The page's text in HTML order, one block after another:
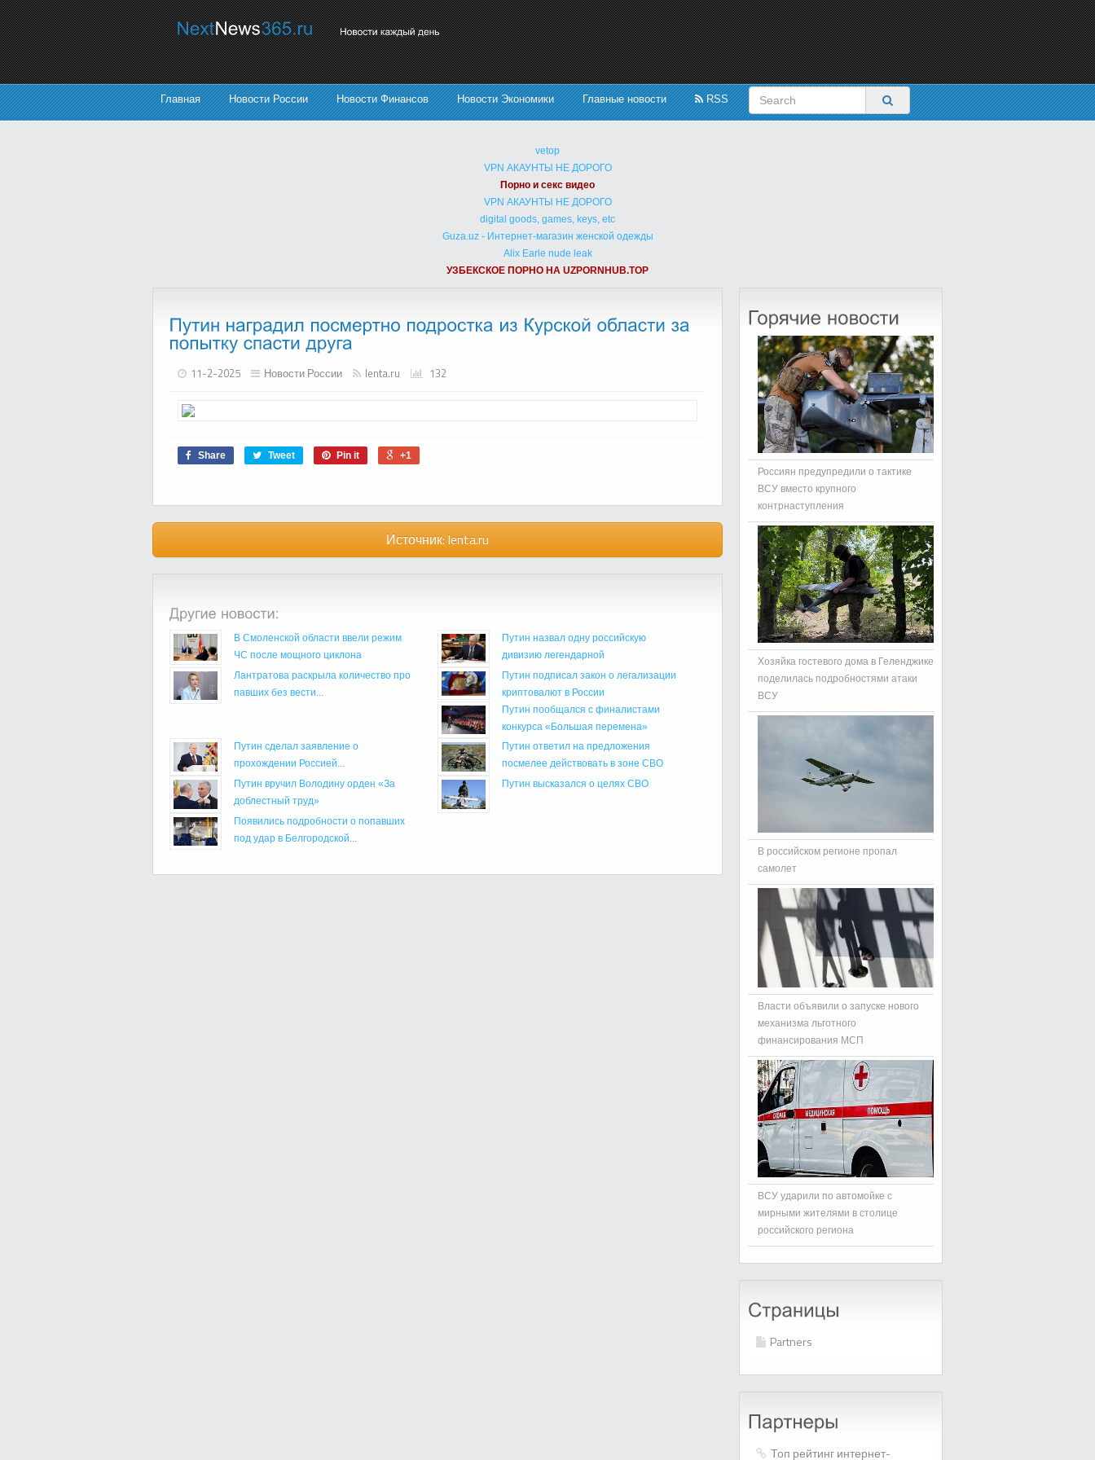
Главная Новости России Новости Финансов Новости Экономики Главные новости RSS
vetop
VPN АКАУНТЫ НЕ ДОРОГО
Порно и секс видео
VPN АКАУНТЫ НЕ ДОРОГО
digital goods, games, keys, etc
Guza.uz - Интернет-магазин женской одежды
Alix Earle nude leak
УЗБЕКСКОЕ ПОРНО НА UZPORNHUB.TOP
11-2-2025 Новости России lenta.ru 132
Share Tweet Pin it +1
Источник: lenta.ru
В Смоленской области ввели режим
ЧС после мощного циклона
Путин назвал одну российскую
дивизию легендарной
Лантратова раскрыла количество про
павших без вести...
Путин подписал закон о легализации
криптовалют в России
Путин пообщался с финалистами
конкурса «Большая перемена»
Путин сделал заявление о
прохождении Россией...
Путин ответил на предложения
посмелее действовать в зоне СВО
Путин вручил Володину орден «За
доблестный труд»
Путин высказался о целях СВО
Появились подробности о попавших
под удар в Белгородской...
Россиян предупредили о тактике
ВСУ вместо крупного
контрнаступления
Хозяйка гостевого дома в Геленджике
поделилась подробностями атаки
ВСУ
В российском регионе пропал
самолет
Власти объявили о запуске нового
механизма льготного
финансирования МСП
ВСУ ударили по автомойке с
мирными жителями в столице
российского региона
Partners
Топ рейтинг интернет-